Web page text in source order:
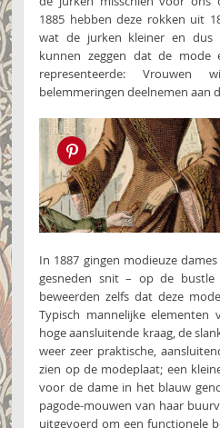
1885 hebben deze rokken uit
wat de jurken kleiner en dus
kunnen zeggen dat de mode
representeerde: Vrouwen
belemmeringen deelnemen aan
Pin this!
In 1887 gingen modieuze
gesneden snit – op de bustle
beweerden zelfs dat deze
Typisch mannelijke
hoge aansluitende kraag, de
weer zeer praktische,
zien op de modeplaat; een
voor de dame in het blauw
pagode-mouwen van haar
uitgevoerd om een functionele